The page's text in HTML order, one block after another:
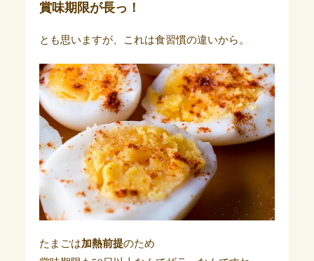
賞味期限が長っ！
とも思いますが、これは食習慣の違いから。
たまごは加熱前提のため